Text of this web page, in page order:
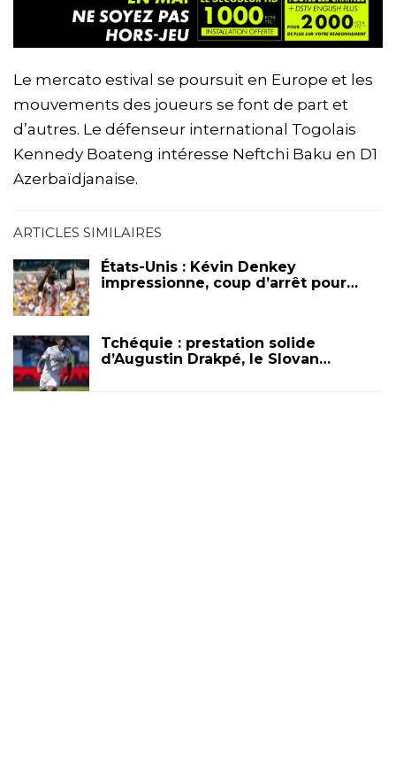
Le mercato estival se poursuit en Europe et les
mouvements des joueurs se font de part et
d’autres. Le défenseur international Togolais
Kennedy Boateng intéresse Neftchi Baku en D1
Azerbaïdjanaise.
ARTICLES SIMILAIRES
États-Unis : Kévin Denkey
impressionne, coup d’arrêt pour…
Tchéquie : prestation solide
d’Augustin Drakpé, le Slovan…